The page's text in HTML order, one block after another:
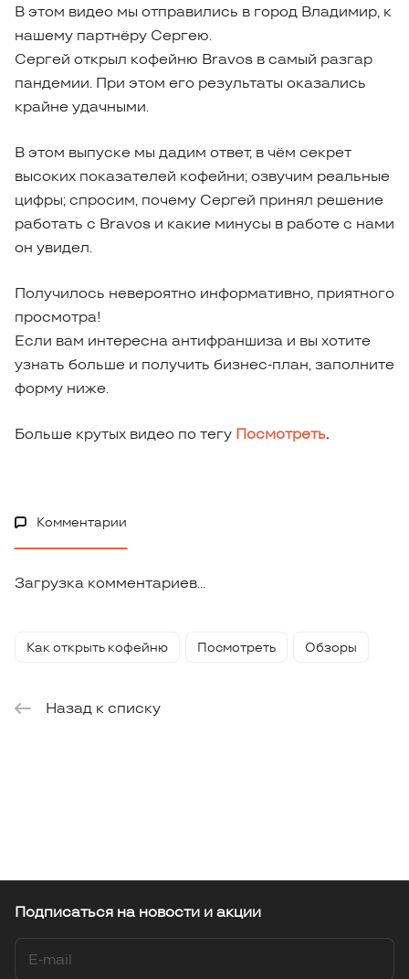
В этом видео мы отправились в город Владимир, к
нашему партнёру Сергею.
Сергей открыл кофейню Bravos в самый разгар
пандемии. При этом его результаты оказались
крайне удачными.
В этом выпуске мы дадим ответ, в чём секрет
высоких показателей кофейни; озвучим реальные
цифры; спросим, почему Сергей принял решение
работать с Bravos и какие минусы в работе с нами
он увидел.
Получилось невероятно информативно, приятного
просмотра!
Если вам интересна антифраншиза и вы хотите
узнать больше и получить бизнес-план, заполните
форму ниже.
Больше крутых видео по тегу Посмотреть.
Комментарии
Загрузка комментариев...
Как открыть кофейню Посмотреть Обзоры
Назад к списку
Подписаться на новости и акции